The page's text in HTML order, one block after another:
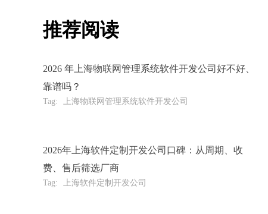
推荐阅读
2026 年上海物联网管理系统软件开发公司好不好、
靠谱吗？
Tag: 上海物联网管理系统软件开发公司
2026年上海软件定制开发公司口碑：从周期、收
费、售后筛选厂商
Tag: 上海软件定制开发公司